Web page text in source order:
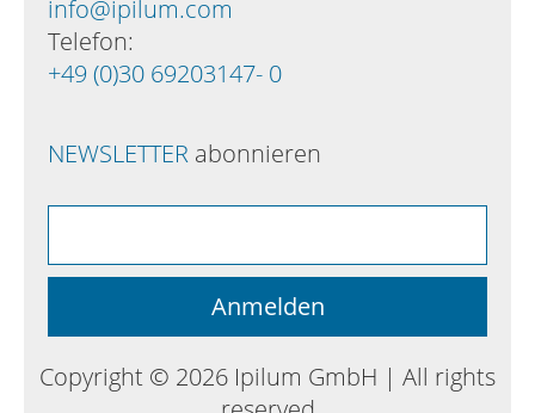
info@ipilum.com
Telefon:
+49 (0)30 69203147- 0
NEWSLETTER abonnieren
Copyright © 2026 Ipilum GmbH | All rights